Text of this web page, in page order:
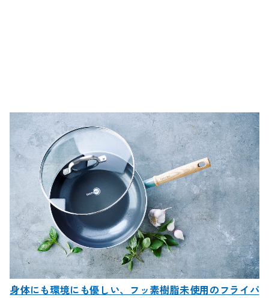
身体にも環境にも優しい、フッ素樹脂未使用のフライパ